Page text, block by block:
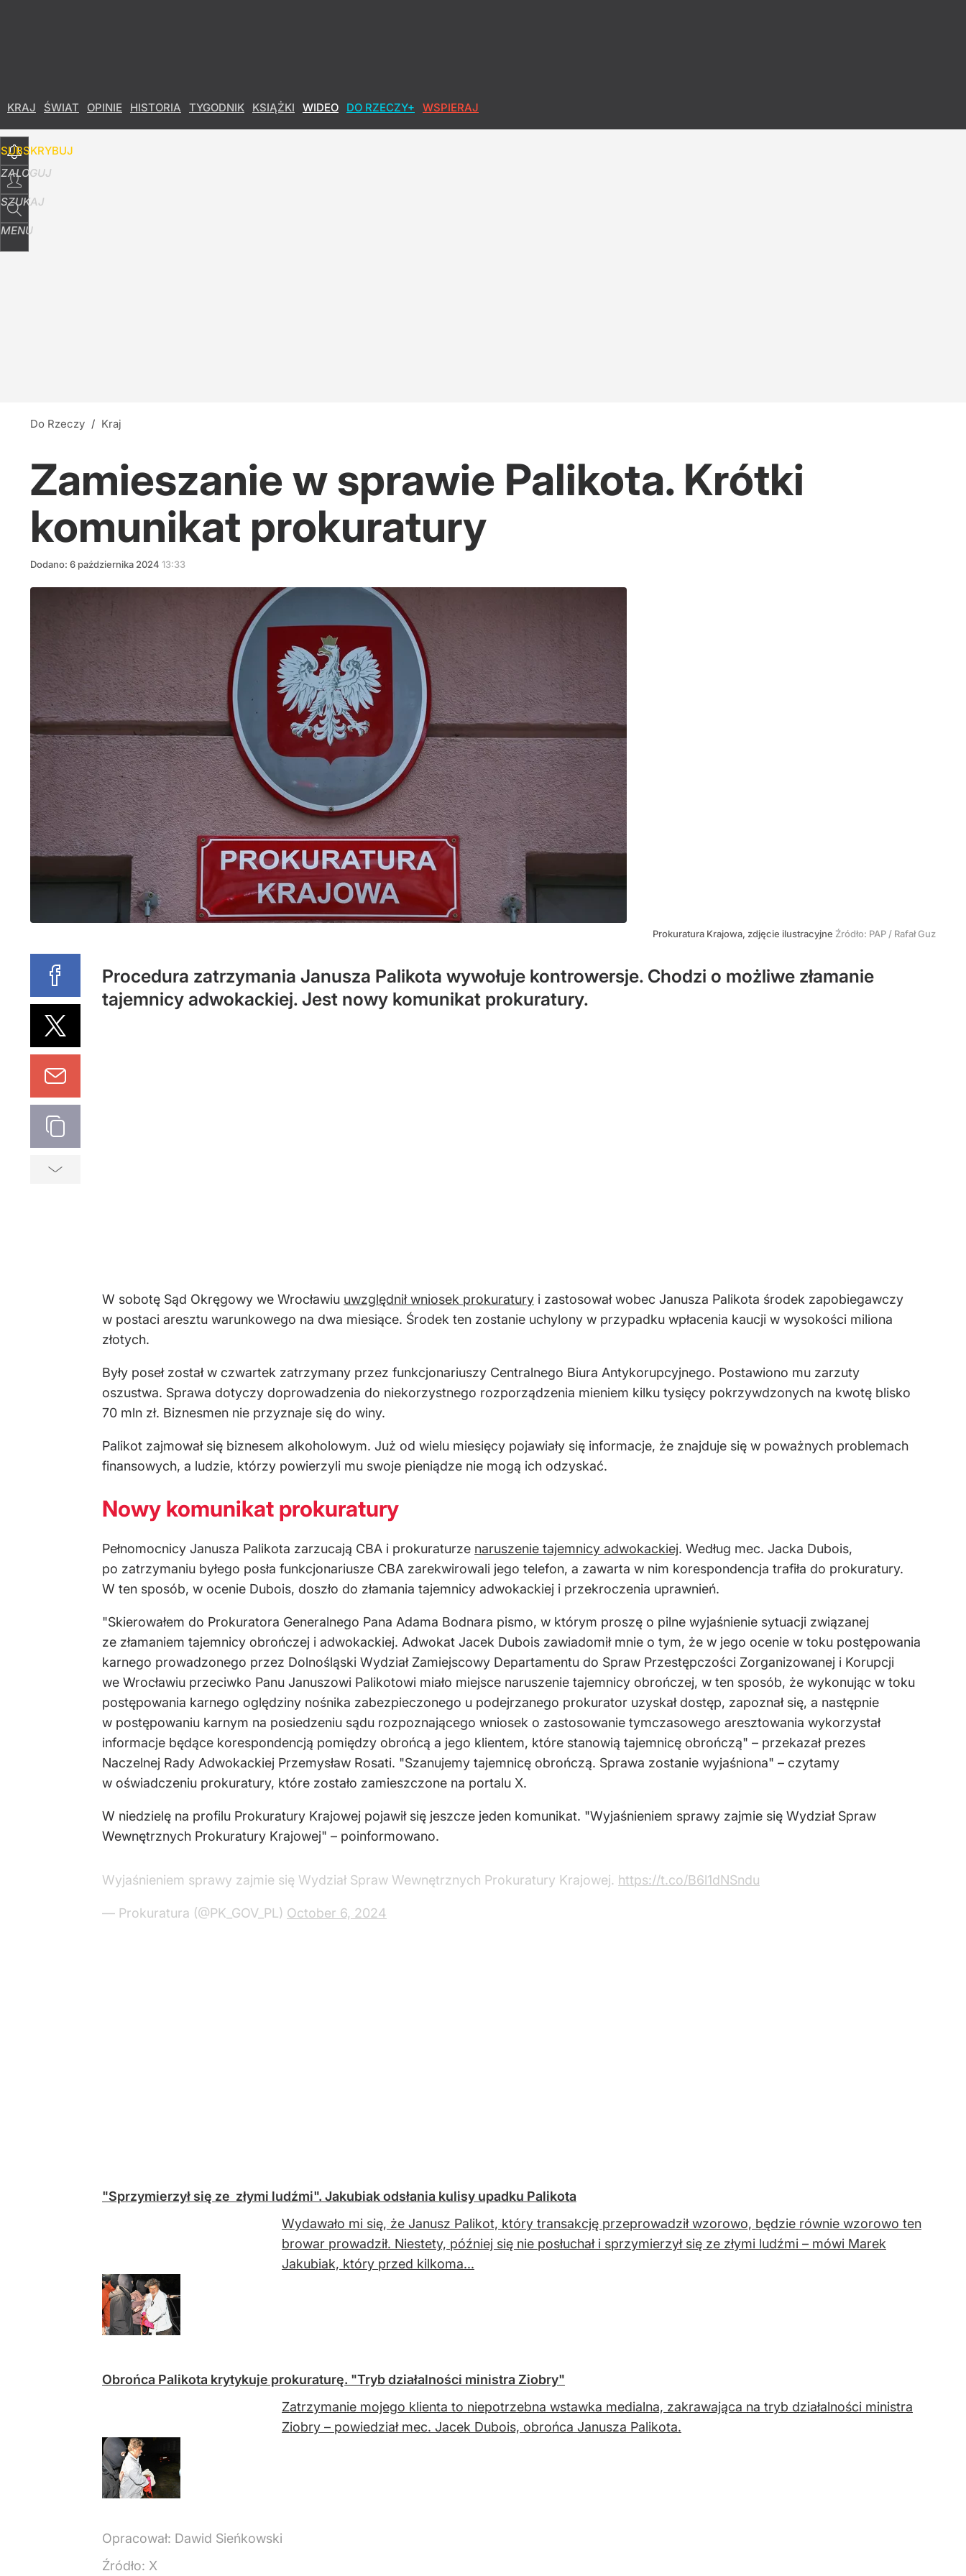
KRAJ ŚWIAT OPINIE HISTORIA TYGODNIK KSIĄŻKI WIDEO DO RZECZY+ WSPIERAJ
SUBSKRYBUJ
ZALOGUJ
SZUKAJ
MENU
Do Rzeczy / Kraj
Zamieszanie w sprawie Palikota. Krótki
komunikat prokuratury
Dodano: 6 października 2024 13:33
Prokuratura Krajowa, zdjęcie ilustracyjne Źródło: PAP / Rafał Guz
Procedura zatrzymania Janusza Palikota wywołuje kontrowersje. Chodzi o możliwe złamanie
tajemnicy adwokackiej. Jest nowy komunikat prokuratury.
W sobotę Sąd Okręgowy we Wrocławiu uwzględnił wniosek prokuratury i zastosował wobec Janusza Palikota środek zapobiegawczy
w postaci aresztu warunkowego na dwa miesiące. Środek ten zostanie uchylony w przypadku wpłacenia kaucji w wysokości miliona
złotych.
Były poseł został w czwartek zatrzymany przez funkcjonariuszy Centralnego Biura Antykorupcyjnego. Postawiono mu zarzuty
oszustwa. Sprawa dotyczy doprowadzenia do niekorzystnego rozporządzenia mieniem kilku tysięcy pokrzywdzonych na kwotę blisko
70 mln zł. Biznesmen nie przyznaje się do winy.
Palikot zajmował się biznesem alkoholowym. Już od wielu miesięcy pojawiały się informacje, że znajduje się w poważnych problemach
finansowych, a ludzie, którzy powierzyli mu swoje pieniądze nie mogą ich odzyskać.
Nowy komunikat prokuratury
Pełnomocnicy Janusza Palikota zarzucają CBA i prokuraturze naruszenie tajemnicy adwokackiej. Według mec. Jacka Dubois,
po zatrzymaniu byłego posła funkcjonariusze CBA zarekwirowali jego telefon, a zawarta w nim korespondencja trafiła do prokuratury.
W ten sposób, w ocenie Dubois, doszło do złamania tajemnicy adwokackiej i przekroczenia uprawnień.
"Skierowałem do Prokuratora Generalnego Pana Adama Bodnara pismo, w którym proszę o pilne wyjaśnienie sytuacji związanej
ze złamaniem tajemnicy obrończej i adwokackiej. Adwokat Jacek Dubois zawiadomił mnie o tym, że w jego ocenie w toku postępowania
karnego prowadzonego przez Dolnośląski Wydział Zamiejscowy Departamentu do Spraw Przestępczości Zorganizowanej i Korupcji
we Wrocławiu przeciwko Panu Januszowi Palikotowi miało miejsce naruszenie tajemnicy obrończej, w ten sposób, że wykonując w toku
postępowania karnego oględziny nośnika zabezpieczonego u podejrzanego prokurator uzyskał dostęp, zapoznał się, a następnie
w postępowaniu karnym na posiedzeniu sądu rozpoznającego wniosek o zastosowanie tymczasowego aresztowania wykorzystał
informacje będące korespondencją pomiędzy obrońcą a jego klientem, które stanowią tajemnicę obrończą" – przekazał prezes
Naczelnej Rady Adwokackiej Przemysław Rosati. "Szanujemy tajemnicę obrończą. Sprawa zostanie wyjaśniona" – czytamy
w oświadczeniu prokuratury, które zostało zamieszczone na portalu X.
W niedzielę na profilu Prokuratury Krajowej pojawił się jeszcze jeden komunikat. "Wyjaśnieniem sprawy zajmie się Wydział Spraw
Wewnętrznych Prokuratury Krajowej" – poinformowano.
Wyjaśnieniem sprawy zajmie się Wydział Spraw Wewnętrznych Prokuratury Krajowej. https://t.co/B6l1dNSndu
— Prokuratura (@PK_GOV_PL) October 6, 2024
"Sprzymierzył się ze złymi ludźmi". Jakubiak odsłania kulisy upadku Palikota
Wydawało mi się, że Janusz Palikot, który transakcję przeprowadził wzorowo, będzie równie wzorowo ten
browar prowadził. Niestety, później się nie posłuchał i sprzymierzył się ze złymi ludźmi – mówi Marek
Jakubiak, który przed kilkoma...
Obrońca Palikota krytykuje prokuraturę. "Tryb działalności ministra Ziobry"
Zatrzymanie mojego klienta to niepotrzebna wstawka medialna, zakrawająca na tryb działalności ministra
Ziobry – powiedział mec. Jacek Dubois, obrońca Janusza Palikota.
Opracował: Dawid Sieńkowski
Źródło: X